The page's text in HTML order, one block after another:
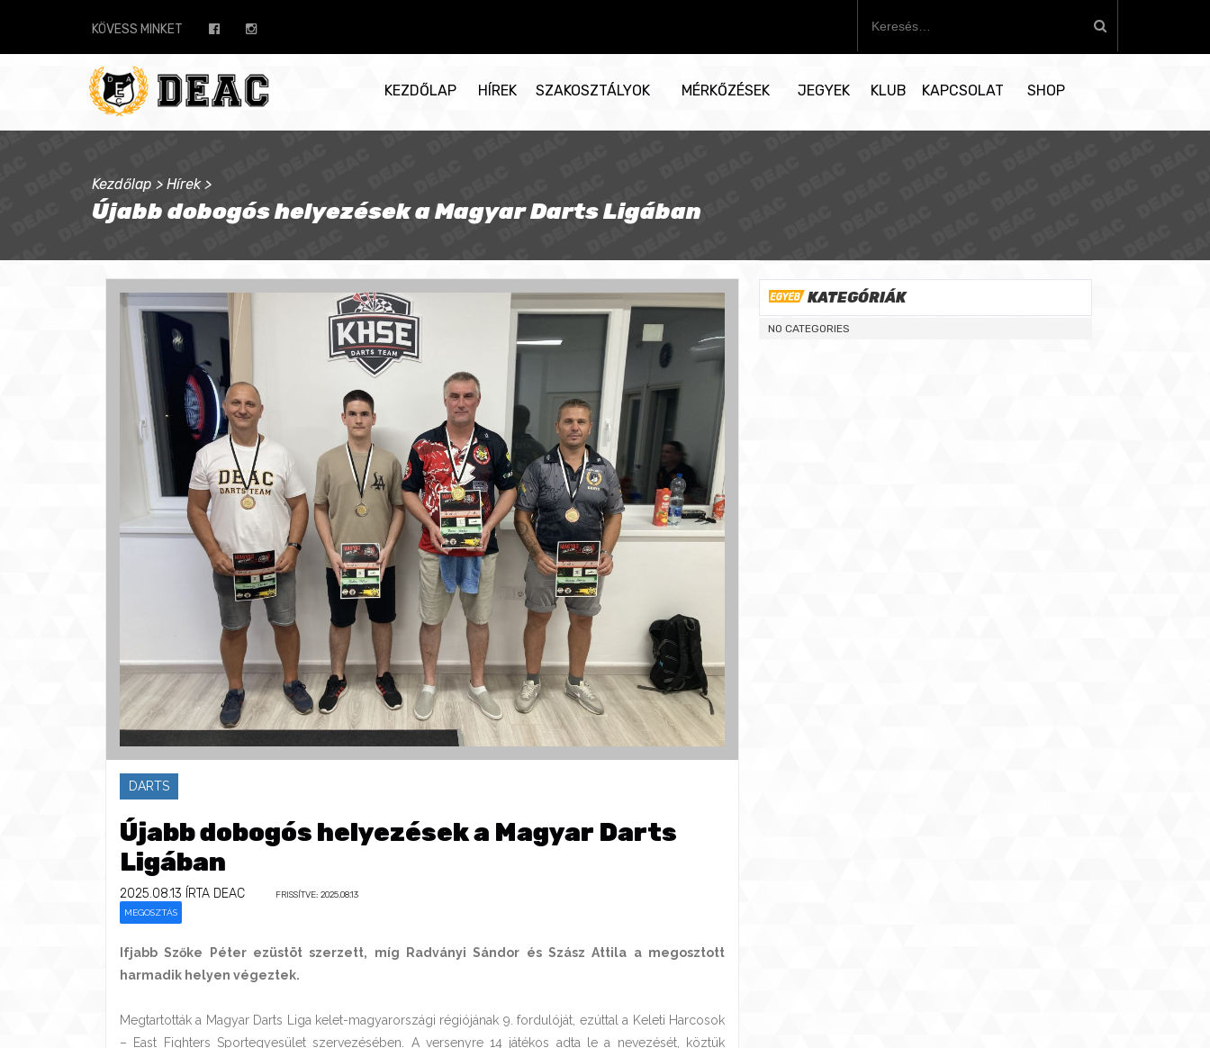
KÖVESS MINKET
r
KEZDŐLAP HÍREK SZAKOSZTÁLYOK MÉRKŐZÉSEK JEGYEK KLUB KAPCSOLAT SHOP
Kezdőlap > Hírek >
Újabb dobogós helyezések a Magyar Darts Ligában
DARTS
Újabb dobogós helyezések a Magyar Darts
Ligában
2025.08.13 ÍRTA DEAC FRISSÍTVE: 2025.08.13
MEGOSZTÁS
Ifjabb Szőke Péter ezüstöt szerzett, míg Radványi Sándor és Szász Attila a megosztott
harmadik helyen végeztek.
Megtartották a Magyar Darts Liga kelet-magyarországi régiójának 9. fordulóját, ezúttal a Keleti Harcosok
– East Fighters Sportegyesület szervezésében. A versenyre 14 játékos adta le a nevezését, köztük
KATEGÓRIÁK
NO CATEGORIES